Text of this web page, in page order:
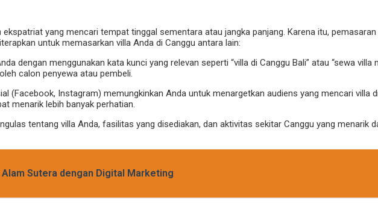
yang mencari tempat tinggal sementara atau jangka panjang. Karena itu,
untuk memasarkan villa Anda di Canggu antara lain:
dengan menggunakan kata kunci yang relevan seperti “villa di Canggu Bali” atau “sewa villa
calon penyewa atau pembeli.
(Facebook, Instagram) memungkinkan Anda untuk menargetkan audiens yang mencari villa
menarik lebih banyak perhatian.
tentang villa Anda, fasilitas yang disediakan, dan aktivitas sekitar Canggu yang menarik
Sutera dengan Digital Marketing